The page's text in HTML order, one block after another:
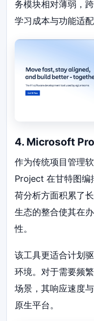
务模块相对薄弱，
学习成本与功能适配
4. Microsoft
作为传统项目管理
Project 在甘特图编
荷分析方面积累了
生态的整合使其在
性。
该工具更适合计划
环境。对于需要频
场景，其响应速度
原生平台。